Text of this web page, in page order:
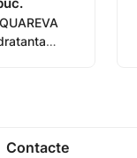
Contacte